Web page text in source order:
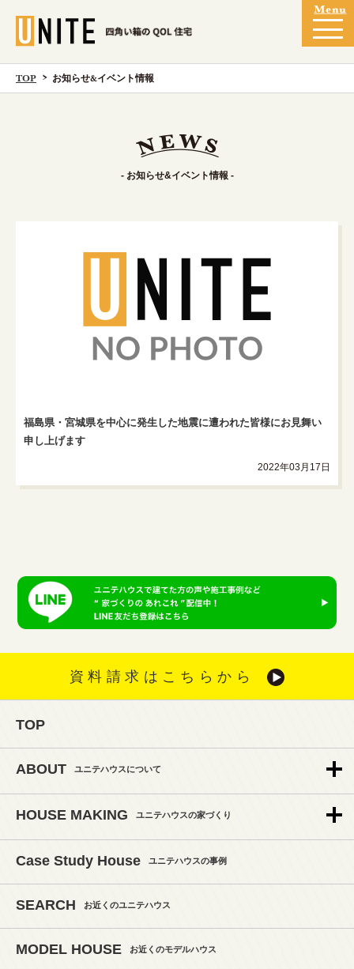
TOP お知らせ&イベント情報
- お知らせ&イベント情報 -
福島県・宮城県を中心に発生した地震に遭われた皆様にお見舞い
申し上げます
2022年03月17日
資料請求はこちらから
TOP
ABOUT ユニテハウスについて
HOUSE MAKING ユニテハウスの家づくり
Case Study House ユニテハウスの事例
SEARCH お近くのユニテハウス
MODEL HOUSE お近くのモデルハウス